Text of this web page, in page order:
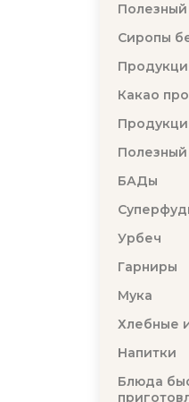
Сиропы
Какао
Полезный
БАДы
Урбеч
Гарниры
Мука
Хлебные
Напитки
Блюда